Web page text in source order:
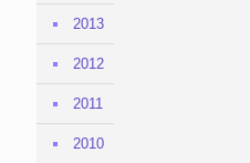
2013
2012
2011
2010